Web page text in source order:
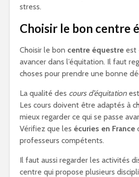
stress.
Choisir le bon centre
Choisir le bon centre équestre est
avancer dans l’équitation. Il faut
choses pour prendre une bonne
La qualité des cours d’équitation
Les cours doivent être adaptés à
mieux regarder ce qui se passe
Vérifiez que les écuries en France
professeurs compétents.
Il faut aussi regarder les activités
centre qui propose plusieurs